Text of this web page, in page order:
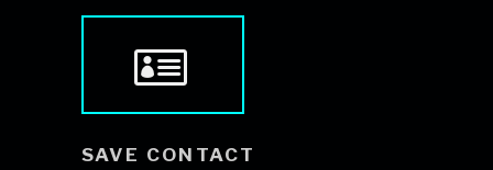
SAVE CONTACT